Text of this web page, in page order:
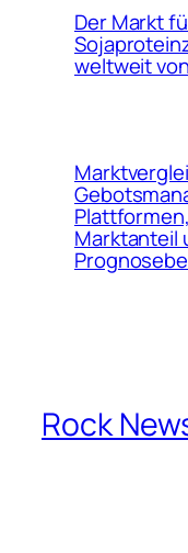
Der Markt
weltweit
Marktanteil
Rock